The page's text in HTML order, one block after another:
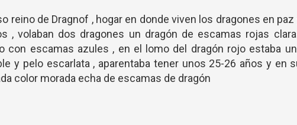
reino de Dragnof , hogar en donde viven los dragones en paz
, volaban dos dragones un dragón de escamas rojas
con escamas azules , en el lomo del dragón rojo estaba
y pelo escarlata , aparentaba tener unos 25-26 años y en
color morada echa de escamas de dragón